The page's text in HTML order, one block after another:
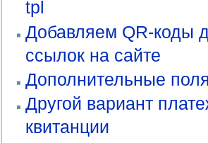
tpl
Добавляем QR-коды
ссылок на сайте
Дополнительные
Другой вариант
квитанции